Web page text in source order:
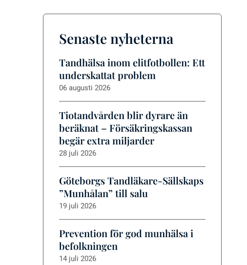
Senaste nyheterna
Tandhälsa inom elitfotbollen: Ett
underskattat problem
06 augusti 2026
Tiotandvården blir dyrare än
beräknat – Försäkringskassan
begär extra miljarder
28 juli 2026
Göteborgs Tandläkare-Sällskaps
”Munhålan” till salu
19 juli 2026
Prevention för god munhälsa i
befolkningen
14 juli 2026